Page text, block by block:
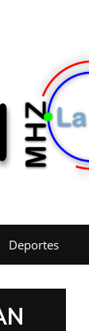
Deportes